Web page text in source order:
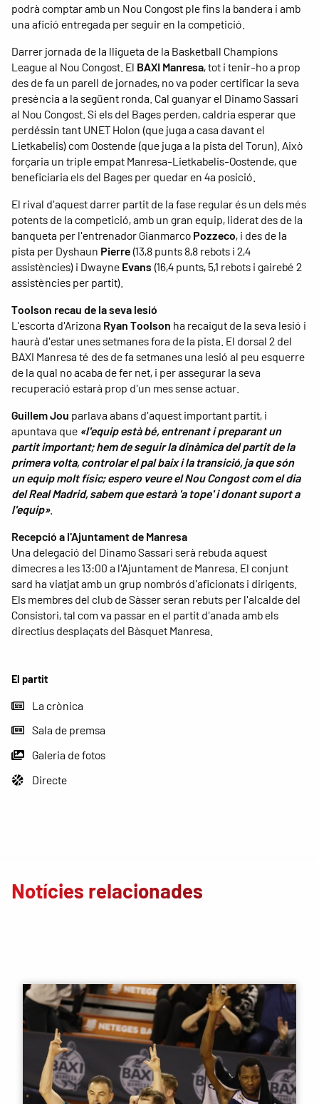
El partit
La crònica
Sala de premsa
Galeria de fotos
Directe
podrà comptar amb un Nou Congost ple fins la bandera i amb
una afició entregada per seguir en la competició.
Darrer jornada de la lligueta de la Basketball Champions
League al Nou Congost. El BAXI Manresa, tot i tenir-ho a prop
des de fa un parell de jornades, no va poder certificar la seva
presència a la següent ronda. Cal guanyar el Dinamo Sassari
al Nou Congost. Si els del Bages perden, caldria esperar que
perdéssin tant UNET Holon (que juga a casa davant el
Lietkabelis) com Oostende (que juga a la pista del Torun). Això
forçaria un triple empat Manresa-Lietkabelis-Oostende, que
beneficiaria els del Bages per quedar en 4a posició.
El rival d'aquest darrer partit de la fase regular és un dels més
potents de la competició, amb un gran equip, liderat des de la
banqueta per l'entrenador Gianmarco Pozzeco, i des de la
pista per Dyshaun Pierre (13,8 punts 8,8 rebots i 2,4
assistències) i Dwayne Evans (16,4 punts, 5,1 rebots i gairebé 2
assistències per partit).
Toolson recau de la seva lesió
L'escorta d'Arizona Ryan Toolson ha recaigut de la seva lesió i
haurà d'estar unes setmanes fora de la pista. El dorsal 2 del
BAXI Manresa té des de fa setmanes una lesió al peu esquerre
de la qual no acaba de fer net, i per assegurar la seva
recuperació estarà prop d'un mes sense actuar.
Guillem Jou parlava abans d'aquest important partit, i
apuntava que «l'equip està bé, entrenant i preparant un
partit important; hem de seguir la dinàmica del partit de la
primera volta, controlar el pal baix i la transició, ja que són
un equip molt físic; espero veure el Nou Congost com el dia
del Real Madrid, sabem que estarà 'a tope' i donant suport a
l'equip».
Recepció a l'Ajuntament de Manresa
Una delegació del Dinamo Sassari serà rebuda aquest
dimecres a les 13:00 a l'Ajuntament de Manresa. El conjunt
sard ha viatjat amb un grup nombrós d'aficionats i dirigents.
Els membres del club de Sàsser seran rebuts per l'alcalde del
Consistori, tal com va passar en el partit d'anada amb els
directius desplaçats del Bàsquet Manresa.
Notícies relacionades